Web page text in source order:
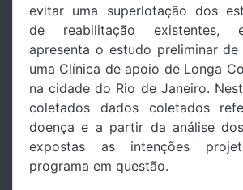
evitar uma superlotação dos
de reabilitação existentes,
apresenta o estudo preliminar
uma Clínica de apoio de Longa
na cidade do Rio de Janeiro.
coletados dados coletados
doença e a partir da análise
expostas as intenções
programa em questão.